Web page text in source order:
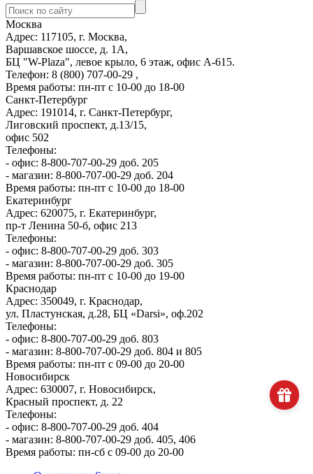
Москва
Адрес: 117105, г. Москва,
Варшавское шоссе, д. 1А,
БЦ "W-Plaza", левое крыло, 6 этаж, офис А-615.
Телефон: 8 (800) 707-00-29 ,
Время работы: пн-пт с 10-00 до 18-00
Санкт-Петербург
Адрес: 191014, г. Санкт-Петербург,
Лиговский проспект, д.13/15,
офис 502
Телефоны:
- офис: 8-800-707-00-29 доб. 205
- магазин: 8-800-707-00-29 доб. 204
Время работы: пн-пт с 10-00 до 18-00
Екатеринбург
Адрес: 620075, г. Екатеринбург,
пр-т Ленина 50-б, офис 213
Телефоны:
- офис: 8-800-707-00-29 доб. 303
- магазин: 8-800-707-00-29 доб. 305
Время работы: пн-пт с 10-00 до 19-00
Краснодар
Адрес: 350049, г. Краснодар,
ул. Пластунская, д.28, БЦ «Darsi», оф.202
Телефоны:
- офис: 8-800-707-00-29 доб. 803
- магазин: 8-800-707-00-29 доб. 804 и 805
Время работы: пн-пт с 09-00 до 20-00
Новосибирск
Адрес: 630007, г. Новосибирск,
Красный проспект, д. 22
Телефоны:
- офис: 8-800-707-00-29 доб. 404
- магазин: 8-800-707-00-29 доб. 405, 406
Время работы: пн-сб с 09-00 до 20-00